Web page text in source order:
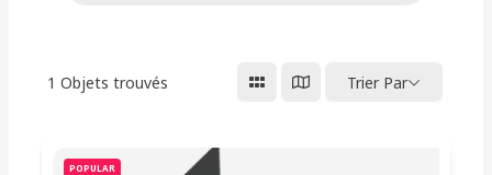
1 Objets trouvés Trier Par
POPULAR